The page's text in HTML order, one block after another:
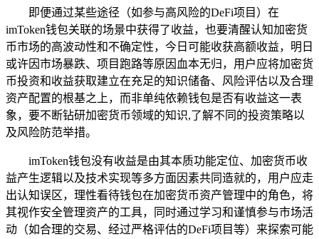
即便通过某些途径（如参与高风险的DeFi项目）在
imToken钱包关联的场景中获得了收益，也要清醒认知加密货
币市场的高波动性和不确定性，今日可能收获高额收益，明日
或许因市场暴跌、项目跑路等原因血本无归，用户应将加密货
币投资和收益获取建立在充足的知识储备、风险评估以及合理
资产配置的根基之上，而非单纯依赖钱包是否有收益这一表
象，要不断钻研加密货币领域的知识,了解不同的投资策略以
及风险防范举措。
imToken钱包没有收益是由其本质功能定位、加密货币收
益产生逻辑以及技术实现等多方面因素共同造就的，用户应走
出认知误区，理性看待钱包在加密货币资产管理中的角色，将
其视作安全管理资产的工具，同时通过学习和谨慎参与市场活
动（如合理的交易、经过严格评估的DeFi项目等）来探索可能